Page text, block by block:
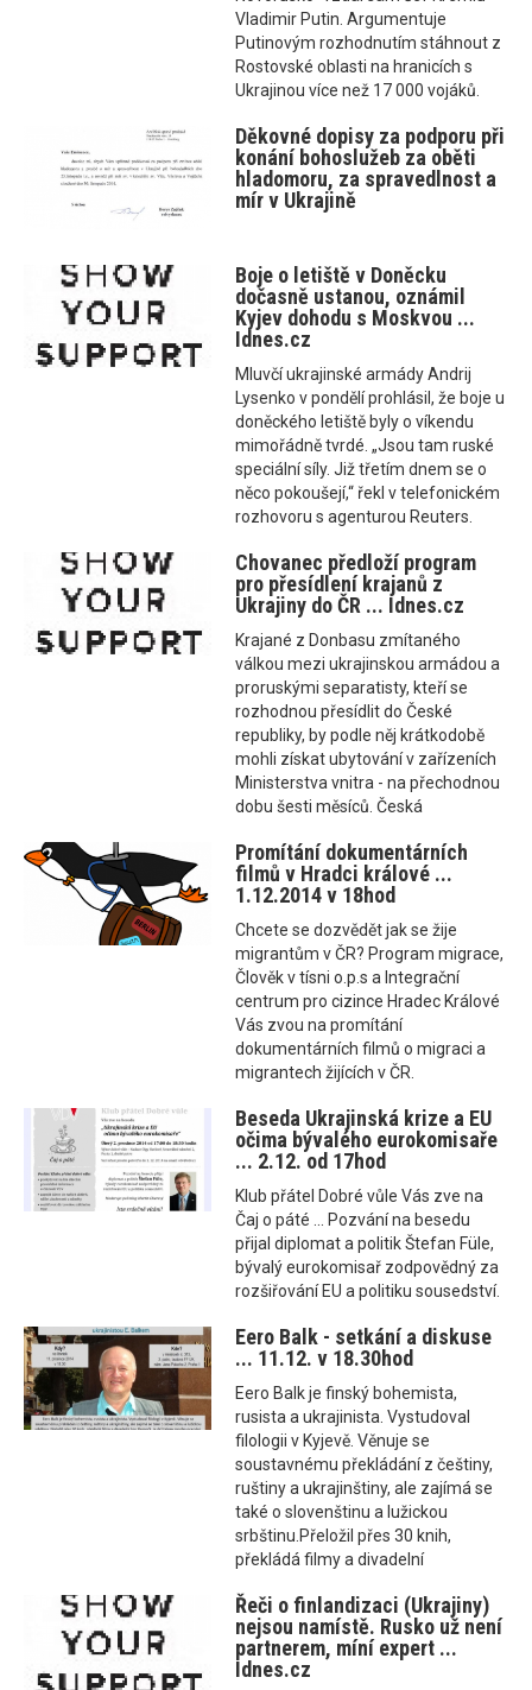
Vladimir Putin. Argumentuje
Putinovým rozhodnutím stáhnout z
Rostovské oblasti na hranicích s
Ukrajinou více než 17 000 vojáků.
Děkovné dopisy za podporu při
konání bohoslužeb za oběti
hladomoru, za spravedlnost a
mír v Ukrajině
Boje o letiště v Doněcku
dočasně ustanou, oznámil
Kyjev dohodu s Moskvou ...
Idnes.cz
Mluvčí ukrajinské armády Andrij
Lysenko v pondělí prohlásil, že boje u
doněckého letiště byly o víkendu
mimořádně tvrdé. „Jsou tam ruské
speciální síly. Již třetím dnem se o
něco pokoušejí,“ řekl v telefonickém
rozhovoru s agenturou Reuters.
Chovanec předloží program
pro přesídlení krajanů z
Ukrajiny do ČR ... Idnes.cz
Krajané z Donbasu zmítaného
válkou mezi ukrajinskou armádou a
proruskými separatisty, kteří se
rozhodnou přesídlit do České
republiky, by podle něj krátkodobě
mohli získat ubytování v zařízeních
Ministerstva vnitra - na přechodnou
dobu šesti měsíců. Česká
Promítání dokumentárních
filmů v Hradci králové ...
1.12.2014 v 18hod
Chcete se dozvědět jak se žije
migrantům v ČR? Program migrace,
Člověk v tísni o.p.s a Integrační
centrum pro cizince Hradec Králové
Vás zvou na promítání
dokumentárních filmů o migraci a
migrantech žijících v ČR.
Beseda Ukrajinská krize a EU
očima bývalého eurokomisaře
... 2.12. od 17hod
Klub přátel Dobré vůle Vás zve na
Čaj o páté ... Pozvání na besedu
přijal diplomat a politik Štefan Füle,
bývalý eurokomisař zodpovědný za
rozšiřování EU a politiku sousedství.
Eero Balk - setkání a diskuse
... 11.12. v 18.30hod
Eero Balk je finský bohemista,
rusista a ukrajinista. Vystudoval
filologii v Kyjevě. Věnuje se
soustavnému překládání z češtiny,
ruštiny a ukrajinštiny, ale zajímá se
také o slovenštinu a lužickou
srbštinu.Přeložil přes 30 knih,
překládá filmy a divadelní
Řeči o finlandizaci (Ukrajiny)
nejsou namístě. Rusko už není
partnerem, míní expert ...
Idnes.cz